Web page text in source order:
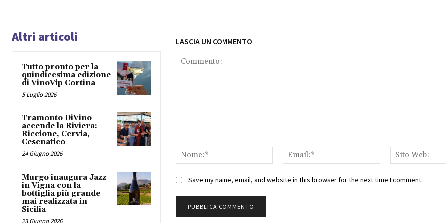
Altri articoli
Tutto pronto per la
quindicesima edizione
di VinoVip Cortina
5 Luglio 2026
Tramonto DiVino
accende la Riviera:
Riccione, Cervia,
Cesenatico
24 Giugno 2026
Murgo inaugura Jazz
in Vigna con la
bottiglia più grande
mai realizzata in
Sicilia
23 Giugno 2026
LASCIA UN COMMENTO
Nome:*
Email:*
Save my name, email, and website in this browser for the next time I comment.